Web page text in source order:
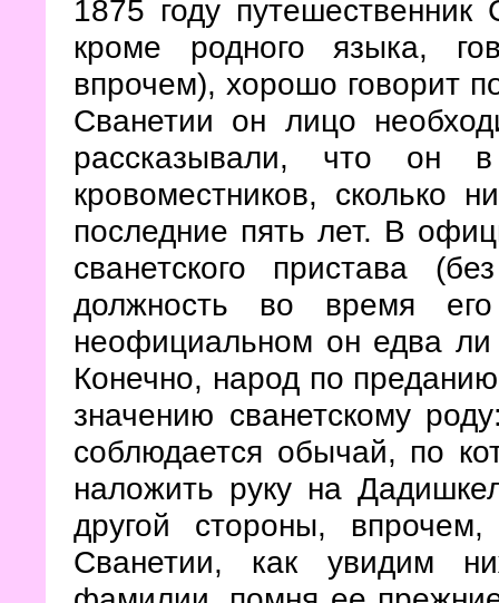
1875 году
кроме родного языка,
впрочем), хорошо говорит
Сванетии он лицо
рассказывали, что он
кровоместников, сколько
последние пять лет. В
сванетского пристава
должность во время
неофициальном он едва ли
Конечно, народ по
значению сванетскому
соблюдается обычай, по
наложить руку на
другой стороны,
Сванетии, как увидим